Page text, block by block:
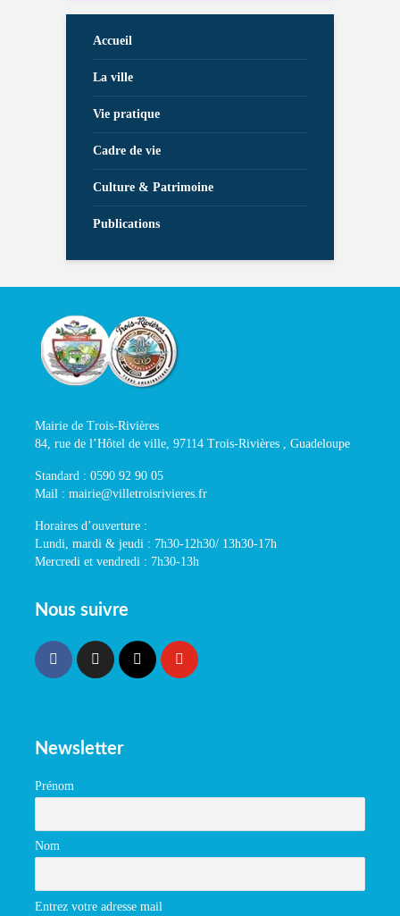
Accueil
La ville
Vie pratique
Cadre de vie
Culture & Patrimoine
Publications
Mairie de Trois-Rivières
84, rue de l’Hôtel de ville, 97114 Trois-Rivières , Guadeloupe
Standard : 0590 92 90 05
Mail : mairie@villetroisrivieres.fr
Horaires d’ouverture :
Lundi, mardi & jeudi : 7h30-12h30/ 13h30-17h
Mercredi et vendredi : 7h30-13h
Nous suivre
Newsletter
Prénom
Nom
Entrez votre adresse mail